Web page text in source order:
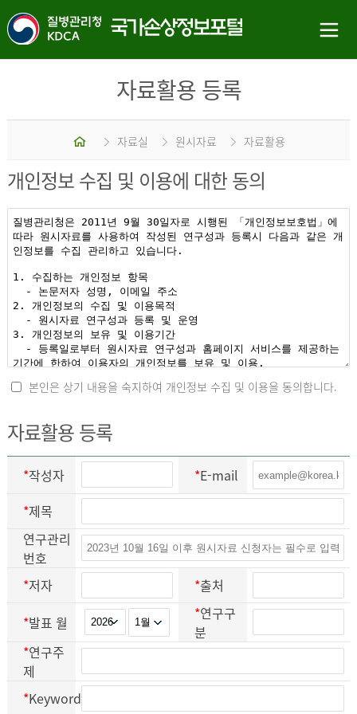
자료활용 등록
홈 자료실 원시자료 자료활용
개인정보 수집 및 이용에 대한 동의
본인은 상기 내용을 숙지하여 개인정보 수집 및 이용을 동의합니다.
자료활용 등록
*작성자 *E-mail
*제목
연구관리
번호
*저자 *출처
*발표 월 *연구구
분
*연구주
제
*Keyword